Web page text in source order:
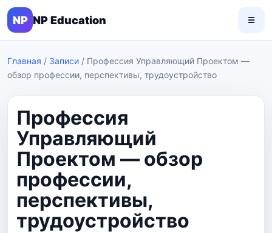
NP NP Education ☰
Главная / Записи / Профессия Управляющий Проектом —
обзор профессии, перспективы, трудоустройство
Профессия
Управляющий
Проектом — обзор
профессии,
перспективы,
трудоустройство